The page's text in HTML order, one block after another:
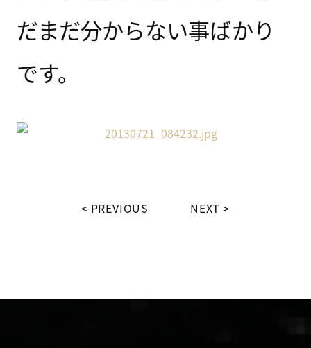
だまだ分からない事ばかり
です。
PREVIOUS NEXT